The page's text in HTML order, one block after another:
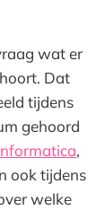
wat er
Dat
tijdens
gehoord
,
ook tijdens
welke